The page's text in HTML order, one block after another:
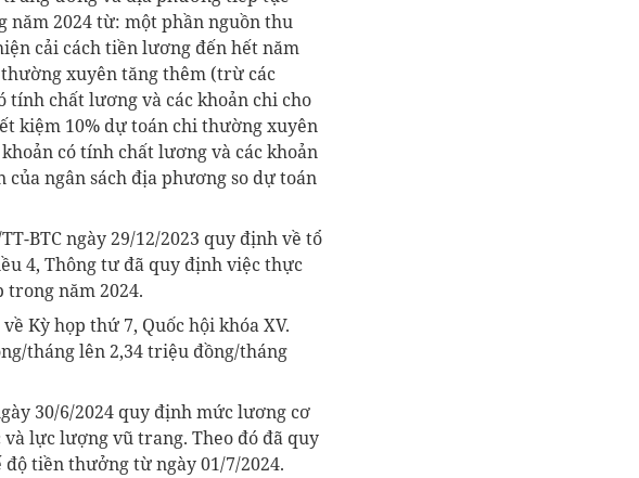
năm 2024 từ: một phần nguồn thu
cải cách tiền lương đến hết năm
xuyên tăng thêm (trừ các
tính chất lương và các khoản chi cho
kiệm 10% dự toán chi thường xuyên
có tính chất lương và các khoản
ngân sách địa phương so dự toán
BTC ngày 29/12/2023 quy định về tổ
4, Thông tư đã quy định việc thực
năm 2024.
Kỳ họp thứ 7, Quốc hội khóa XV.
tháng lên 2,34 triệu đồng/tháng
30/6/2024 quy định mức lương cơ
lực lượng vũ trang. Theo đó đã quy
tiền thưởng từ ngày 01/7/2024.